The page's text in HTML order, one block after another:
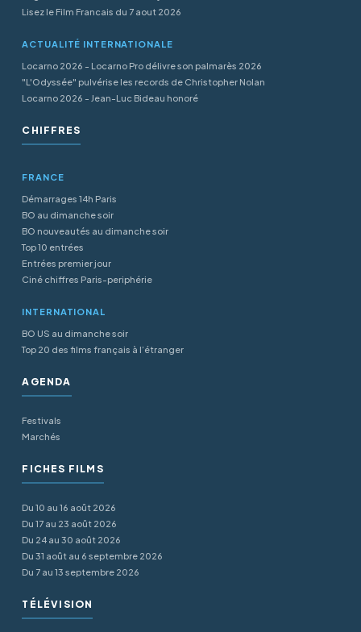
Lisez le Film Francais du 7 aout 2026
ACTUALITÉ INTERNATIONALE
Locarno 2026 - Locarno Pro délivre son palmarès 2026
"L'Odyssée" pulvérise les records de Christopher Nolan
Locarno 2026 - Jean-Luc Bideau honoré
CHIFFRES
FRANCE
Démarrages 14h Paris
BO au dimanche soir
BO nouveautés au dimanche soir
Top 10 entrées
Entrées premier jour
Ciné chiffres Paris-periphérie
INTERNATIONAL
BO US au dimanche soir
Top 20 des films français à l’étranger
AGENDA
Festivals
Marchés
FICHES FILMS
Du 10 au 16 août 2026
Du 17 au 23 août 2026
Du 24 au 30 août 2026
Du 31 août au 6 septembre 2026
Du 7 au 13 septembre 2026
TÉLÉVISION